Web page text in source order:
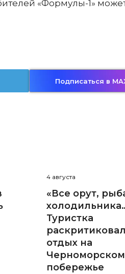
«Формулы-1» может
Подписаться в
4 августа
«Все орут,
Туристка
отдых на
Черноморском
побережье